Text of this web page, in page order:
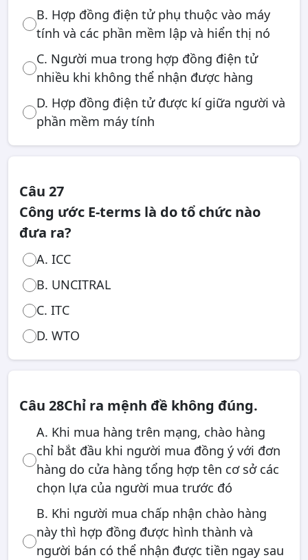
B. Hợp đồng điện tử phụ thuộc vào máy
tính và các phần mềm lập và hiển thị nó
C. Người mua trong hợp đồng điện tử
nhiều khi không thể nhận được hàng
D. Hợp đồng điện tử được kí giữa người và
phần mềm máy tính
Câu 27
Công ước E-terms là do tổ chức nào
đưa ra?
A. ICC
B. UNCITRAL
C. ITC
D. WTO
Câu 28Chỉ ra mệnh đề không đúng.
A. Khi mua hàng trên mạng, chào hàng
chỉ bắt đầu khi người mua đồng ý với đơn
hàng do cửa hàng tổng hợp tên cơ sở các
chọn lựa của người mua trước đó
B. Khi người mua chấp nhận chào hàng
này thì hợp đồng được hình thành và
người bán có thể nhận được tiền ngay sau